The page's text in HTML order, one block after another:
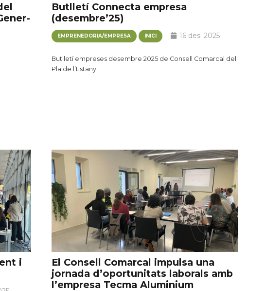
Butlletí Connecta empresa
(desembre’25)
EMPRENEDORIA/EMPRESA INICI 16 des. 2025
Butlletí empreses desembre 2025 de Consell Comarcal del
Pla de l’Estany
i
El Consell Comarcal impulsa una
jornada d’oportunitats laborals amb
l’empresa Tecma Aluminium